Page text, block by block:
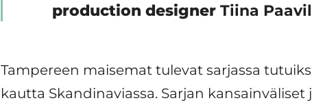
production designer Tiina
Tampereen maisemat tulevat sarjassa
kautta Skandinaviassa. Sarjan